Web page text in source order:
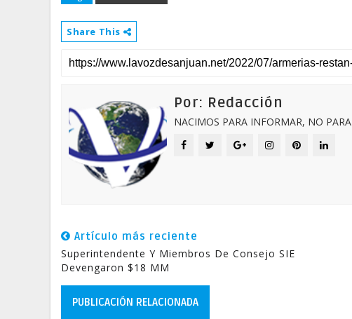
Share This
Por: Redacción
NACIMOS PARA INFORMAR, NO
Artículo más reciente
Superintendente Y Miembros De Consejo SIE
Devengaron $18 MM
PUBLICACIÓN RELACIONADA